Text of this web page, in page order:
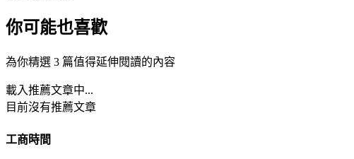
你可能也喜歡
為你精選 3 篇值得延伸閱讀的內容
載入推薦文章中...
目前沒有推薦文章
工商時間